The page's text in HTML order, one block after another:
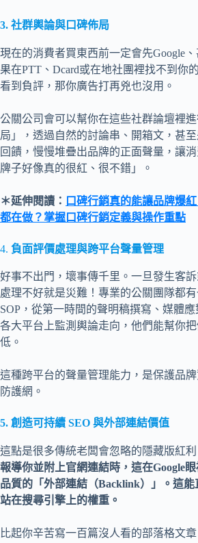
3. 社群輿論與口碑佈局
現在的消費者買東西前一定會先Google
果在PTT、Dcard或在地社團裡找不到你
看到負評，那你廣告打再兇也沒用。
公關公司會可以幫你在這些社群論壇裡
局」，透過自然的討論串、開箱文，甚
回饋，慢慢堆疊出品牌的正面聲量，讓
牌子好像真的很紅、很不錯」。
＊延伸閱讀： 口碑行銷真的能讓品牌爆
都在做？掌握口碑行銷定義與操作重點
4. 負面評價處理與跨平台聲量管理
好事不出門，壞事傳千里。一旦發生客訴
處理不好就是災難！專業的公關團隊都
SOP，從第一時間的聲明稿撰寫、媒體
各大平台上監測輿論走向，他們能幫你
低。
這種跨平台的聲量管理能力，是保護品
防護網。
5. 創造可持續 SEO 與外部連結價值
這點是很多傳統老闆會忽略的隱藏版紅利
報導你並附上官網連結時，這在Google
品質的「外部連結（Backlink）」。這能
站在搜尋引擎上的權重。
比起你辛苦寫一百篇沒人看的部落格文